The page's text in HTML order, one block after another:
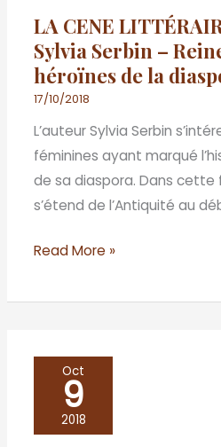
LA CENE
Sylvia Serbin –
héroïnes de la
17/10/2018
L’auteur Sylvia Serbin
féminines ayant marqué
de sa diaspora. Dans cette
s’étend de l’Antiquité au
17/10/18
:
Sylvia
Serbin
–
Reines
d’Afrique
et
de
diaspora
Read More »
Oct
9
2018
CENE
LITTÉRAIRE